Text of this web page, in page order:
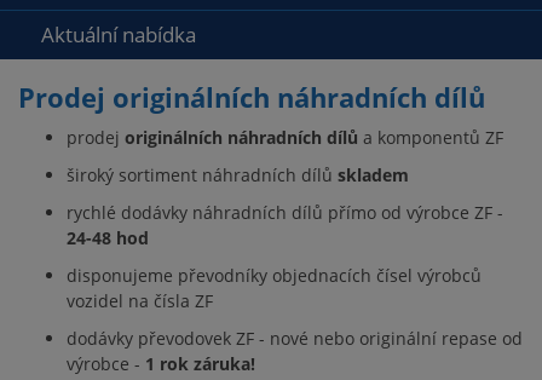
Aktuální nabídka
Prodej originálních náhradních dílů
prodej originálních náhradních dílů a komponentů ZF
široký sortiment náhradních dílů skladem
rychlé dodávky náhradních dílů přímo od výrobce ZF -
24-48 hod
disponujeme převodníky objednacích čísel výrobců
vozidel na čísla ZF
dodávky převodovek ZF - nové nebo originální repase od
výrobce - 1 rok záruka!